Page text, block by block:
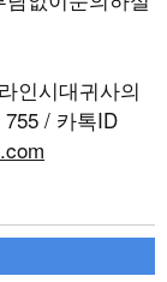
인시대귀사의
/ 카톡ID